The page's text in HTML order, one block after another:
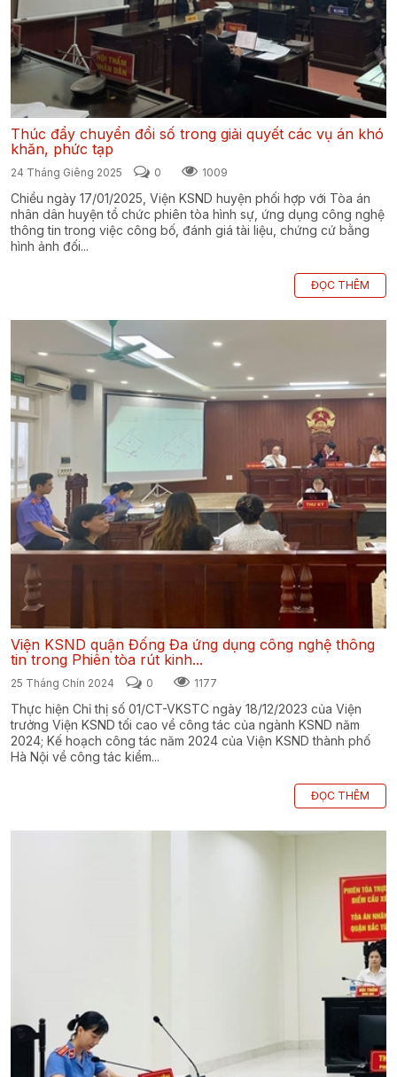
Thúc đẩy chuyển đổi số trong giải quyết các vụ án khó
khăn, phức tạp
24 Tháng Giêng 2025 0 1009
Chiều ngày 17/01/2025, Viện KSND huyện phối hợp với Tòa án
nhân dân huyện tổ chức phiên tòa hình sự, ứng dụng công nghệ
thông tin trong việc công bố, đánh giá tài liệu, chứng cứ bằng
hình ảnh đối...
ĐỌC THÊM
Viện KSND quận Đống Đa ứng dụng công nghệ thông
tin trong Phiên tòa rút kinh...
25 Tháng Chín 2024 0 1177
Thực hiện Chỉ thị số 01/CT-VKSTC ngày 18/12/2023 của Viện
trưởng Viện KSND tối cao về công tác của ngành KSND năm
2024; Kế hoạch công tác năm 2024 của Viện KSND thành phố
Hà Nội về công tác kiểm...
ĐỌC THÊM